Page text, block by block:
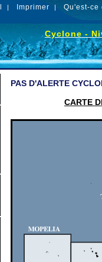
| Imprimer | Qu'est-
Cyclone -
PAS D'ALERTE
CARTE